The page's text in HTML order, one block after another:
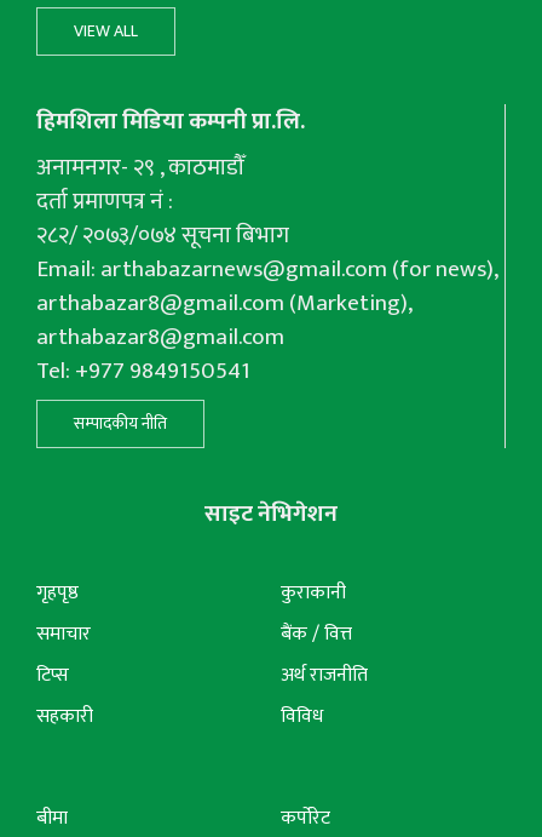
VIEW ALL
हिमशिला मिडिया कम्पनी प्रा.लि.
अनामनगर- २९ , काठमाडौँ
दर्ता प्रमाणपत्र नं :
२८२/ २०७३/०७४ सूचना बिभाग
Email:arthabazarnews@gmail.com(for news),
arthabazar8@gmail.com(Marketing),
arthabazar8@gmail.com
Tel: +977 9849150541
सम्पादकीय नीति
साइट नेभिगेशन
गृहपृष्ठ
समाचार
टिप्स
सहकारी
कुराकानी
बैंक / वित्त
अर्थ राजनीति
विविध
बीमा कर्पोरेट